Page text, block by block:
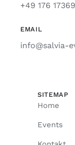
+49 176
EMAIL
info@salvia-
SITEMAP
Home
Events